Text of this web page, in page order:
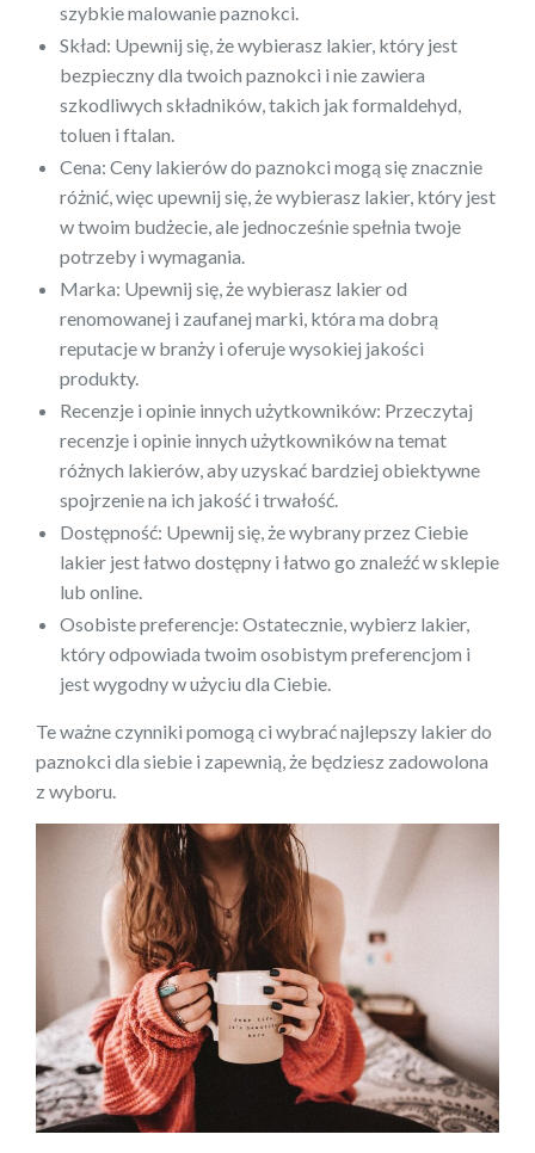
szybkie malowanie paznokci.
Skład: Upewnij się, że wybierasz lakier, który jest
bezpieczny dla twoich paznokci i nie zawiera
szkodliwych składników, takich jak formaldehyd,
toluen i ftalan.
Cena: Ceny lakierów do paznokci mogą się znacznie
różnić, więc upewnij się, że wybierasz lakier, który jest
w twoim budżecie, ale jednocześnie spełnia twoje
potrzeby i wymagania.
Marka: Upewnij się, że wybierasz lakier od
renomowanej i zaufanej marki, która ma dobrą
reputacje w branży i oferuje wysokiej jakości
produkty.
Recenzje i opinie innych użytkowników: Przeczytaj
recenzje i opinie innych użytkowników na temat
różnych lakierów, aby uzyskać bardziej obiektywne
spojrzenie na ich jakość i trwałość.
Dostępność: Upewnij się, że wybrany przez Ciebie
lakier jest łatwo dostępny i łatwo go znaleźć w sklepie
lub online.
Osobiste preferencje: Ostatecznie, wybierz lakier,
który odpowiada twoim osobistym preferencjom i
jest wygodny w użyciu dla Ciebie.
Te ważne czynniki pomogą ci wybrać najlepszy lakier do
paznokci dla siebie i zapewnią, że będziesz zadowolona
z wyboru.